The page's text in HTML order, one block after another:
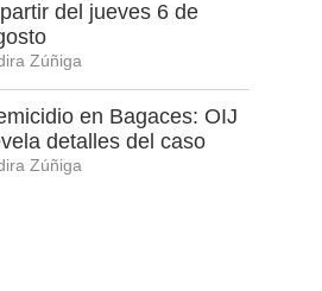
del jueves 6 de
Zúñiga
en Bagaces: OIJ
detalles del caso
Zúñiga